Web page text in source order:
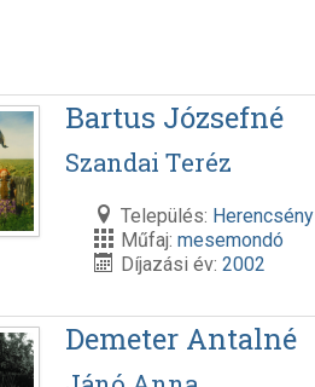
Bartus Józsefné
Szandai Teréz
Település: Herencsény
Műfaj:mesemondó
Díjazási év:2002
Demeter Antalné